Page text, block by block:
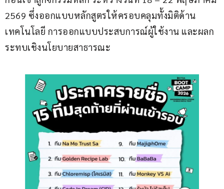
2569 ซึ่งออกแบบหลักสูตรให้ครอบคลุมทั้งมิติด้าน
เทคโนโลยี การออกแบบประสบการณ์ผู้ใช้งาน และผลก
ระทบเชิงนโยบายสาธารณะ